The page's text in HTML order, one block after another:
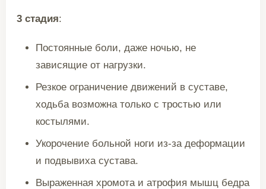
3 стадия:
Постоянные боли, даже ночью, не
зависящие от нагрузки.
Резкое ограничение движений в суставе,
ходьба возможна только с тростью или
костылями.
Укорочение больной ноги из-за деформации
и подвывиха сустава.
Выраженная хромота и атрофия мышц бедра